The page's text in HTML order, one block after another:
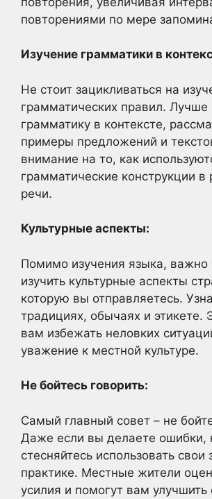
повторениями по мере
Изучение грамматики в
Не стоит зацикливаться на
грамматических правил. Лучше
грамматику в контексте,
примеры предложений и
внимание на то, как
грамматические конструкции в
речи.
Культурные аспекты:
Помимо изучения языка, важно
изучить культурные аспекты
которую вы отправляетесь.
традициях, обычаях и этикете.
вам избежать неловких
уважение к местной культуре.
Не бойтесь говорить:
Самый главный совет – не
Даже если вы делаете ошибки,
стесняйтесь использовать свои
практике. Местные жители
усилия и помогут вам улучшить